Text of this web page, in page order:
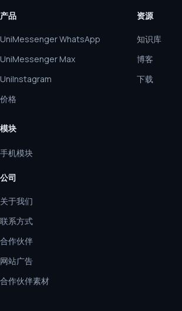
产品
UniMessenger WhatsApp
UniMessenger Max
UniInstagram
价格
模块
手机模块
资源
知识库
博客
下载
公司
关于我们
联系方式
合作伙伴
网站广告
合作伙伴素材